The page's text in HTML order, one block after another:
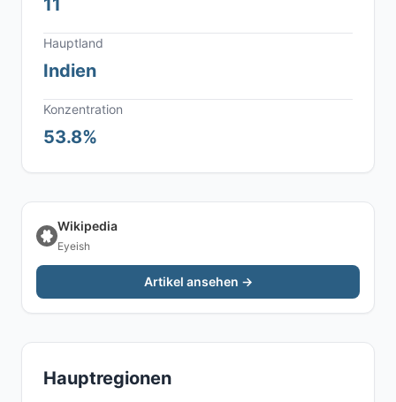
11
Hauptland
Indien
Konzentration
53.8%
Wikipedia
Eyeish
Artikel ansehen →
Hauptregionen